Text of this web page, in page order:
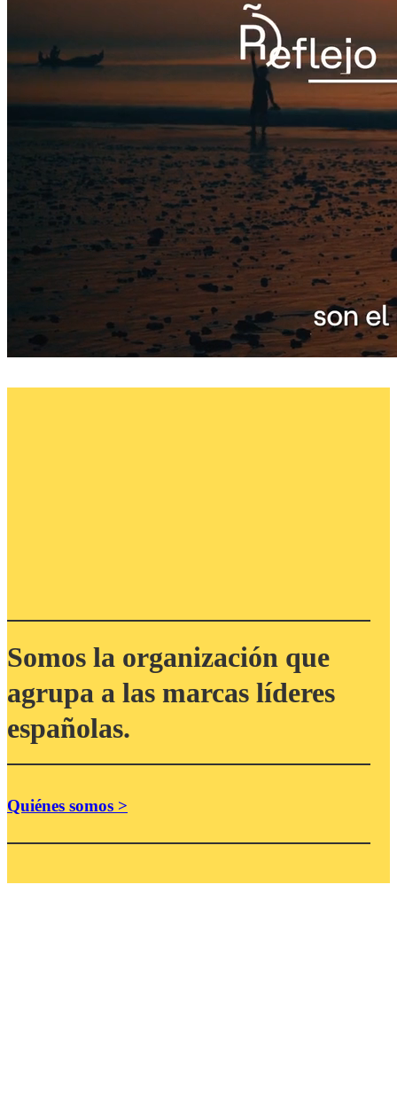
Somos la organización que
agrupa a las marcas líderes
españolas.
Quiénes somos >